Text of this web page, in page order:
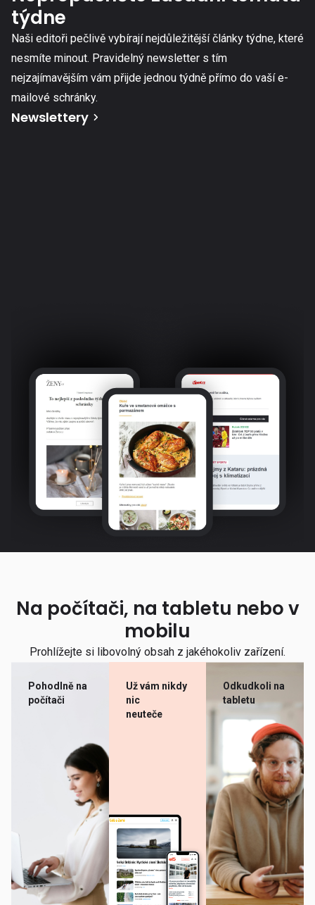
týdne
Naši editoři pečlivě vybírají nejdůležitější články týdne, které
nesmíte minout. Pravidelný newsletter s tím
nejzajímavějším vám přijde jednou týdně přímo do vaší e-
mailové schránky.
Newslettery
Na počítači, na tabletu nebo v
mobilu
Prohlížejte si libovolný obsah z jakéhokoliv zařízení.
Pohodlně na
počítači
Už vám nikdy
nic
neuteče
Odkudkoli na
tabletu